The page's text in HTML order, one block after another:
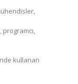
kullanan